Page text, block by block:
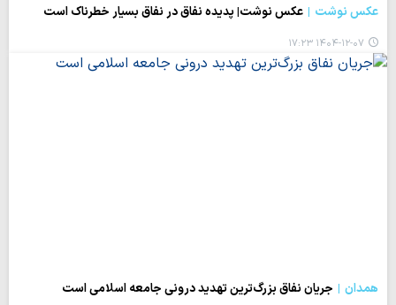
عکس نوشت عکس نوشت| پدیده نفاق در نفاق بسیار خطرناک است
۱۴۰۴-۱۲-۰۷ ۱۷:۲۳
همدان
جریان نفاق بزرگ‌ترین تهدید درونی جامعه اسلامی است